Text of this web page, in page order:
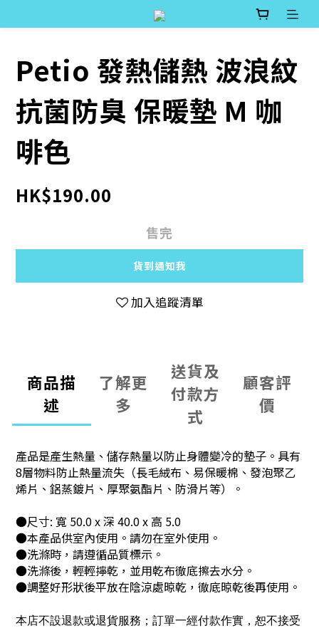
Petio 發熱儲熱 波浪紋
抗菌防臭 保暖墊 M 咖
啡色
HK$190.00
售完
貨到通知我
加入追蹤清單
商品描
述
了解更
多
送貨及
付款方
式
顧客評
價
產品是產生熱量、儲存熱量以防止身體變冷的墊子。具有
8層物料防止熱量流失（長毛絨布、易保暖棉、發泡聚乙
烯片、鋁蒸鍍片、厚聚氨酯片、防滑片等）。
●尺寸: 寬 50.0 x 深 40.0 x 高 5.0
●本產品供室內使用。請勿在室外使用。
●洗滌時，請遵循品質標示。
●洗滌後，輕輕擰乾，並用乾布徹底擦去水分。
●調整好形狀後平放在陰涼處晾乾，徹底晾乾後再使用。
本店不設退款或退貨服務；訂單一經付款作實，恕不接受